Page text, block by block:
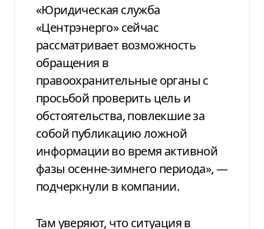
«Юридическая служба
«Центрэнерго» сейчас
рассматривает возможность
обращения в
правоохранительные органы с
просьбой проверить цель и
обстоятельства, повлекшие за
собой публикацию ложной
информации во время активной
фазы осенне-зимнего периода», —
подчеркнули в компании.
Там уверяют, что ситуация в